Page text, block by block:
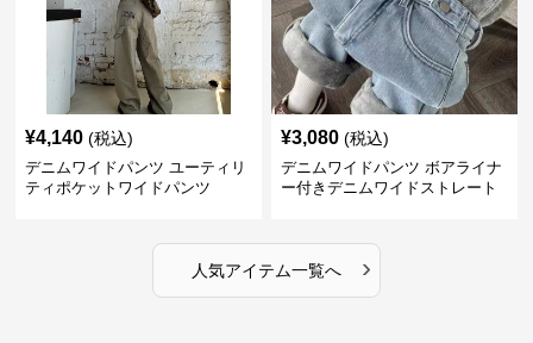
¥4,140 (税込)
デニムワイドパンツ ユーティリ
ティポケットワイドパンツ
¥3,080 (税込)
デニムワイドパンツ ボアライナ
ー付きデニムワイドストレート
人気アイテム一覧へ ›